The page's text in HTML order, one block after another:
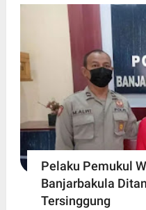
Pelaku Pemukul
Banjarbakula
Tersinggung